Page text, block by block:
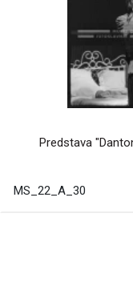
Predstava
MS_22_A_30